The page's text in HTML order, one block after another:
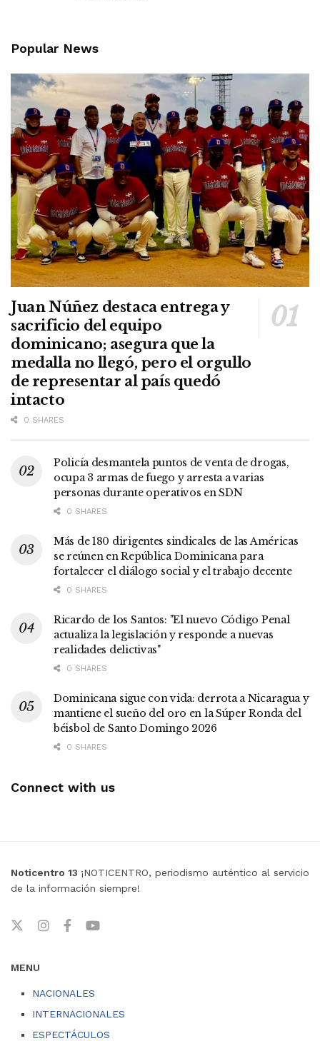
Popular News
Juan Núñez destaca entrega y
sacrificio del equipo
dominicano; asegura que la
medalla no llegó, pero el orgullo
de representar al país quedó
intacto
0 SHARES
Policía desmantela puntos de venta de drogas,
ocupa 3 armas de fuego y arresta a varias
personas durante operativos en SDN
0 SHARES
Más de 180 dirigentes sindicales de las Américas
se reúnen en República Dominicana para
fortalecer el diálogo social y el trabajo decente
0 SHARES
Ricardo de los Santos: "El nuevo Código Penal
actualiza la legislación y responde a nuevas
realidades delictivas"
0 SHARES
Dominicana sigue con vida: derrota a Nicaragua y
mantiene el sueño del oro en la Súper Ronda del
béisbol de Santo Domingo 2026
0 SHARES
Connect with us
Noticentro 13 ¡NOTICENTRO, periodismo auténtico al servicio
de la información siempre!
MENU
NACIONALES
INTERNACIONALES
ESPECTÁCULOS